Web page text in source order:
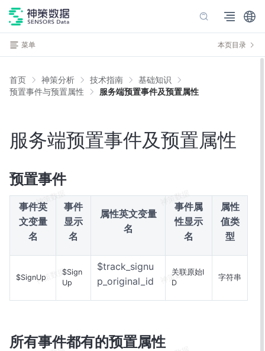
菜单 本页目录
首页 神策分析 技术指南
基础知识
预置事件与预置属性
服务端预置事件及预置属性
服务端预置事件及预置属性
预置事件
事件英
文变量
名
事件
显示
名
属性英文变量
名
事件属
性显示
名
属性
值类
型
$SignUp
$Sign
Up
$track_signu
p_original_id
关联原始I
D
字符串
所有事件都有的预置属性